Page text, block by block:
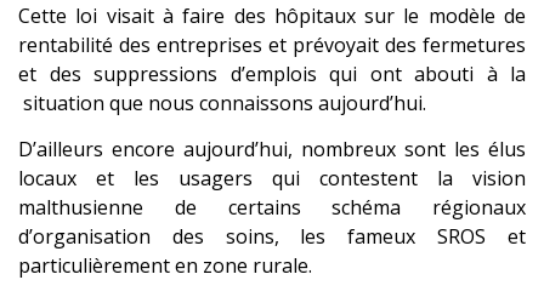
Cette loi visait à faire des hôpitaux sur le modèle de
rentabilité des entreprises et prévoyait des fermetures
et des suppressions d’emplois qui ont abouti à la
situation que nous connaissons aujourd’hui.
D’ailleurs encore aujourd’hui, nombreux sont les élus
locaux et les usagers qui contestent la vision
malthusienne de certains schéma régionaux
d’organisation des soins, les fameux SROS et
particulièrement en zone rurale.